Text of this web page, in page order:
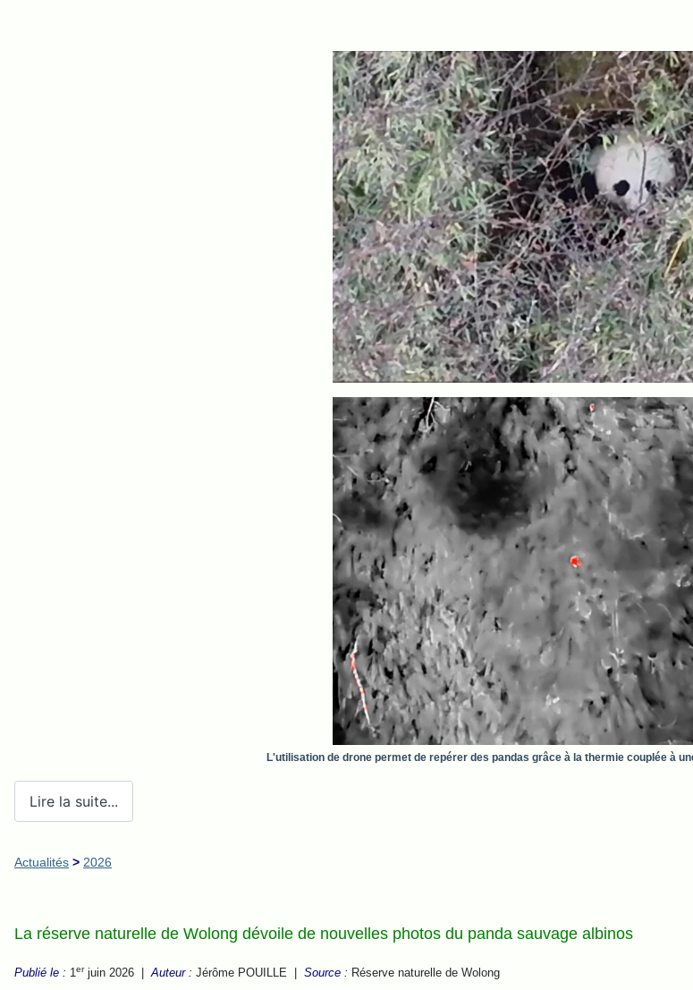
L'utilisation de drone permet de repérer des pandas grâce à la thermie couplée à
Lire la suite...
Actualités > 2026
La réserve naturelle de Wolong dévoile de nouvelles photos du panda sauvage albinos
Publié le : 1erjuin 2026 | Auteur : Jérôme POUILLE | Source : Réserve naturelle de Wolong